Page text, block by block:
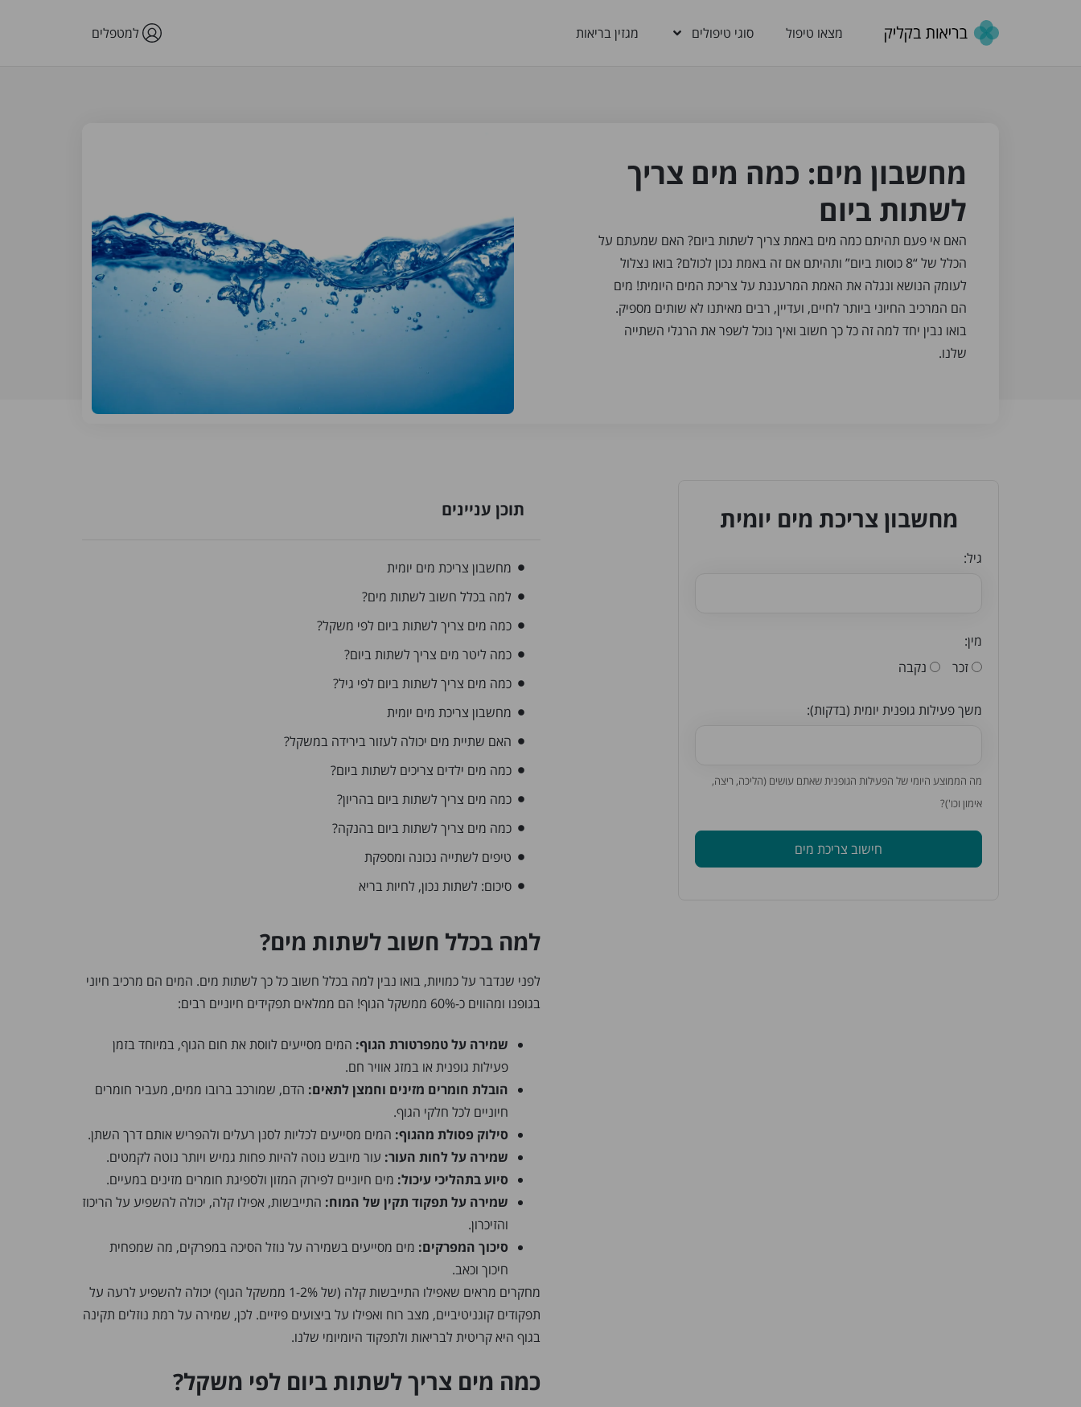
מצאו טיפול סוגי טיפולים מגזין בריאות למטפלים
מחשבון מים: כמה מים צריך
לשתות ביום
האם אי פעם תהיתם כמה מים באמת צריך לשתות ביום? האם שמעתם על
הכלל של “8 כוסות ביום” ותהיתם אם זה באמת נכון לכולם? בואו נצלול
לעומק הנושא ונגלה את האמת המרעננת על צריכת המים היומית! מים
הם המרכיב החיוני ביותר לחיים, ועדיין, רבים מאיתנו לא שותים מספיק.
בואו נבין יחד למה זה כל כך חשוב ואיך נוכל לשפר את הרגלי השתייה
שלנו.
מחשבון צריכת מים יומית
גיל:
מין:
זכר
נקבה
משך פעילות גופנית יומית (בדקות):
מה הממוצע היומי של הפעילות הגופנית שאתם עושים (הליכה, ריצה,
אימון וכו')?
חישוב צריכת מים
תוכן עניינים
מחשבון צריכת מים יומית
למה בכלל חשוב לשתות מים?
כמה מים צריך לשתות ביום לפי משקל?
כמה ליטר מים צריך לשתות ביום?
כמה מים צריך לשתות ביום לפי גיל?
מחשבון צריכת מים יומית
האם שתיית מים יכולה לעזור בירידה במשקל?
כמה מים ילדים צריכים לשתות ביום?
כמה מים צריך לשתות ביום בהריון?
כמה מים צריך לשתות ביום בהנקה?
טיפים לשתייה נכונה ומספקת
סיכום: לשתות נכון, לחיות בריא
למה בכלל חשוב לשתות מים?
לפני שנדבר על כמויות, בואו נבין למה בכלל חשוב כל כך לשתות מים. המים הם מרכיב חיוני
בגופנו ומהווים כ-60% ממשקל הגוף! הם ממלאים תפקידים חיוניים רבים:
שמירה על טמפרטורת הגוף: המים מסייעים לווסת את חום הגוף, במיוחד בזמן
פעילות גופנית או במזג אוויר חם.
הובלת חומרים מזינים וחמצן לתאים: הדם, שמורכב ברובו ממים, מעביר חומרים
חיוניים לכל חלקי הגוף.
סילוק פסולת מהגוף: המים מסייעים לכליות לסנן רעלים ולהפריש אותם דרך השתן.
שמירה על לחות העור: עור מיובש נוטה להיות פחות גמיש ויותר נוטה לקמטים.
סיוע בתהליכי עיכול: מים חיוניים לפירוק המזון ולספיגת חומרים מזינים במעיים.
שמירה על תפקוד תקין של המוח: התייבשות, אפילו קלה, יכולה להשפיע על הריכוז
והזיכרון.
סיכוך המפרקים: מים מסייעים בשמירה על נוזל הסיכה במפרקים, מה שמפחית
חיכוך וכאב.
מחקרים מראים שאפילו התייבשות קלה (של 1-2% ממשקל הגוף) יכולה להשפיע לרעה על
תפקודים קוגניטיביים, מצב רוח ואפילו על ביצועים פיזיים. לכן, שמירה על רמת נוזלים תקינה
בגוף היא קריטית לבריאות ולתפקוד היומיומי שלנו.
כמה מים צריך לשתות ביום לפי משקל?